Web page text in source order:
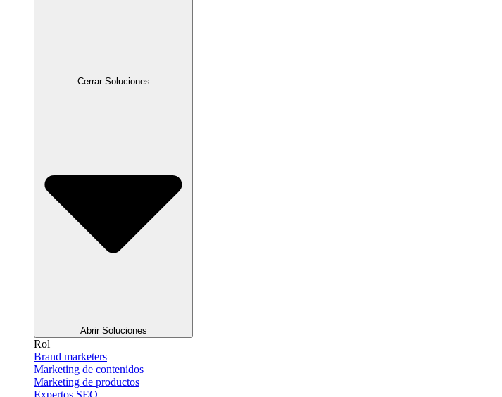
Cerrar Soluciones
Abrir Soluciones
Rol
Brand marketers
Marketing de contenidos
Marketing de productos
Expertos SEO